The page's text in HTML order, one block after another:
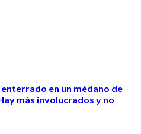
en un médano de
más involucrados y no